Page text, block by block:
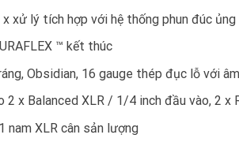
xử lý tích hợp với hệ thống phun đúc ủng
™ kết thúc
Obsidian, 16 gauge thép đục lỗ với
2 x Balanced XLR / 1/4 inch đầu vào, 2 x
nam XLR cân sản lượng